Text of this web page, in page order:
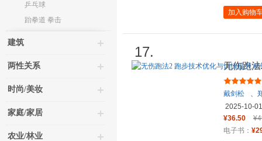
乒乓球
跆拳道 拳击
建筑
两性关系
时尚/美妆
家庭/家居
农业/林业
加入购物
17.
无伤跑
口袋版
戴剑松 、
2025-10-01
¥36.50
电子书：